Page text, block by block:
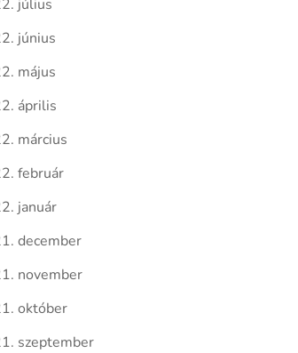
július
június
május
április
március
február
január
december
november
október
szeptember